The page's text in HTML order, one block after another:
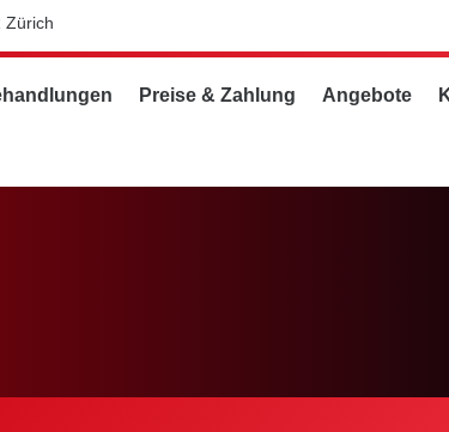
Zürich
Preise & Zahlung Angebote